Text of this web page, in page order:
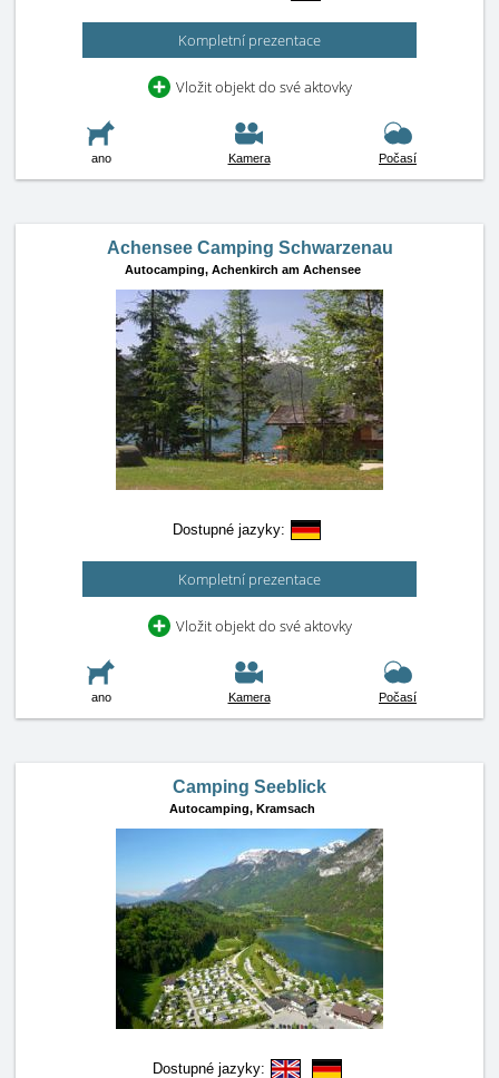
Kompletní prezentace
Vložit objekt do své aktovky
ano Kamera Počasí
Achensee Camping Schwarzenau
Autocamping, Achenkirch am Achensee
Dostupné jazyky:
Kompletní prezentace
Vložit objekt do své aktovky
ano Kamera Počasí
Camping Seeblick
Autocamping, Kramsach
Dostupné jazyky: